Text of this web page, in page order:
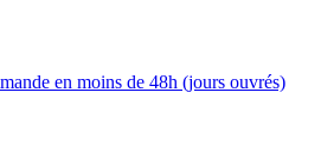
en moins de 48h (jours ouvrés)